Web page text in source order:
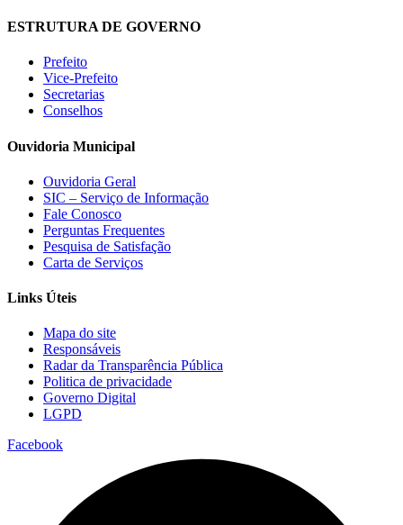
ESTRUTURA DE GOVERNO
Prefeito
Vice-Prefeito
Secretarias
Conselhos
Ouvidoria Municipal
Ouvidoria Geral
SIC – Serviço de Informação
Fale Conosco
Perguntas Frequentes
Pesquisa de Satisfação
Carta de Serviços
Links Úteis
Mapa do site
Responsáveis
Radar da Transparência Pública
Politica de privacidade
Governo Digital
LGPD
Facebook